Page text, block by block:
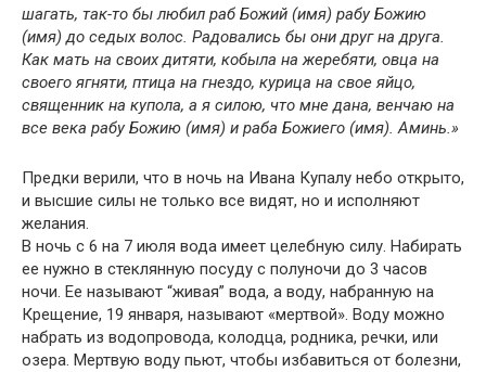
шагать, так-то бы любил раб Божий (имя) рабу Божию
(имя) до седых волос. Радовались бы они друг на друга.
Как мать на своих дитяти, кобыла на жеребяти, овца на
своего ягняти, птица на гнездо, курица на свое яйцо,
священник на купола, а я силою, что мне дана, венчаю на
все века рабу Божию (имя) и раба Божиего (имя). Аминь.»
Предки верили, что в ночь на Ивана Купалу небо открыто,
и высшие силы не только все видят, но и исполняют
желания.
В ночь с 6 на 7 июля вода имеет целебную силу. Набирать
ее нужно в стеклянную посуду с полуночи до 3 часов
ночи. Ее называют “живая” вода, а воду, набранную на
Крещение, 19 января, называют «мертвой». Воду можно
набрать из водопровода, колодца, родника, речки, или
озера. Мертвую воду пьют, чтобы избавиться от болезни,